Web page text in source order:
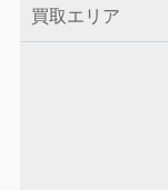
買取エリア